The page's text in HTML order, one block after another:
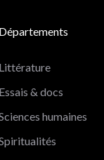
Départements
Littérature
Essais & docs
humaines